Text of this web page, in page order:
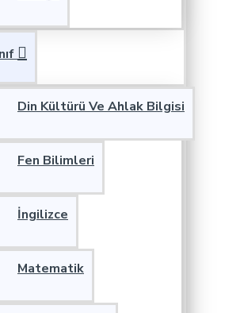
Din Kültürü Ve Ahlak Bilgisi
Fen Bilimleri
İngilizce
Matematik